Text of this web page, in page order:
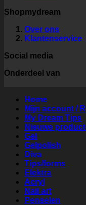
Shopmydream
Over ons
Klantenservice
Social media
Onderdeel van
Home
Mijn account /
My Dream Tips
Nieuwe
Gel
Gelpolish
Diva
Tips/forms
Elektra
Acryl
Nail art
Penselen